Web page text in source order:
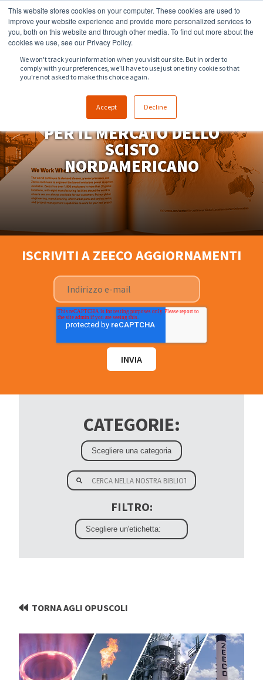
This website stores cookies on your computer. These cookies are used to
improve your website experience and provide more personalized services to
you, both on this website and through other media. To find out more about the
cookies we use, see our Privacy Policy.
We won't track your information when you visit our site. But in order to
comply with your preferences, we'll have to use just one tiny cookie so that
you're not asked to make this choice again.
Accept Decline
918.258.8551 sales@zeeco.com
PRODOTTI E SOLUZIONI
PER IL MERCATO DELLO
SCISTO
NORDAMERICANO
ISCRIVITI A ZEECO AGGIORNAMENTI
CATEGORIE:
FILTRO:
TORNA AGLI OPUSCOLI